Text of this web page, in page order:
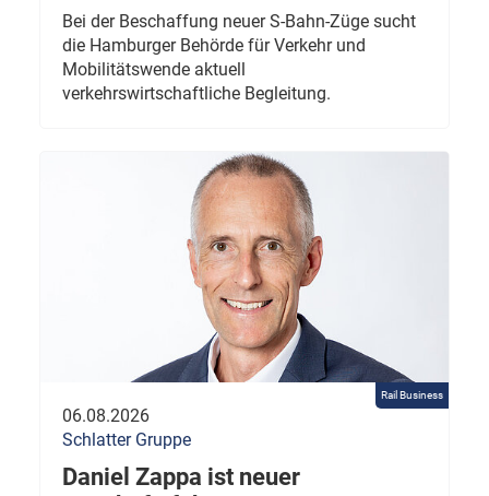
Bei der Beschaffung neuer S-Bahn-Züge sucht
die Hamburger Behörde für Verkehr und
Mobilitätswende aktuell
verkehrswirtschaftliche Begleitung.
Rail Business
06.08.2026
Schlatter Gruppe
Daniel Zappa ist neuer